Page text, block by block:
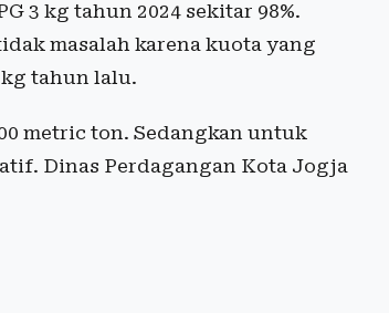
3 kg tahun 2024 sekitar 98%.
masalah karena kuota yang
tahun lalu.
metric ton. Sedangkan untuk
Dinas Perdagangan Kota Jogja